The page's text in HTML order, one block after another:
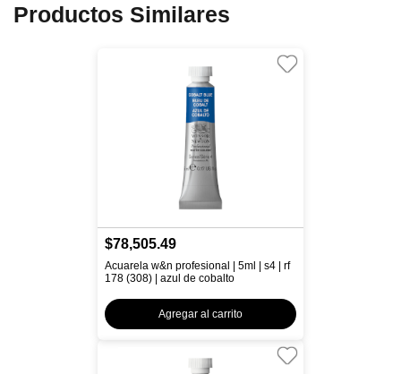
Productos Similares
$78,505.49
Acuarela w&n profesional | 5ml | s4 | rf
178 (308) | azul de cobalto
Agregar al carrito